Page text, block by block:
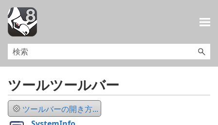
ツールツールバー
ツールバーの開き方...